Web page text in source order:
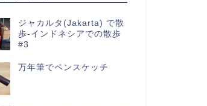
ジャカルタ(Jakarta) で散
歩-インドネシアでの散歩
#3
万年筆でペンスケッチ